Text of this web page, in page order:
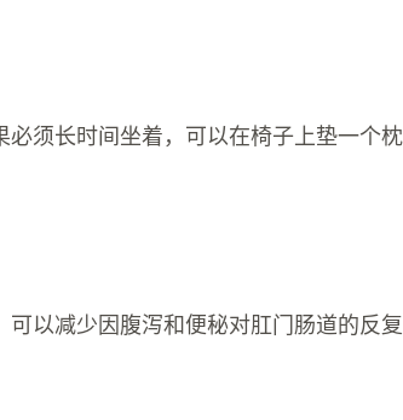
须长时间坐着，可以在椅子上垫一个枕
以减少因腹泻和便秘对肛门肠道的反复